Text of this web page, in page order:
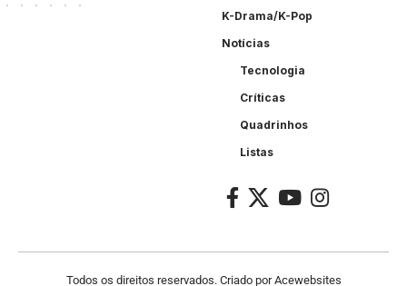
K-Drama/K-Pop
Notícias
Tecnologia
Críticas
Quadrinhos
Listas
Todos os direitos reservados. Criado porAcewebsites